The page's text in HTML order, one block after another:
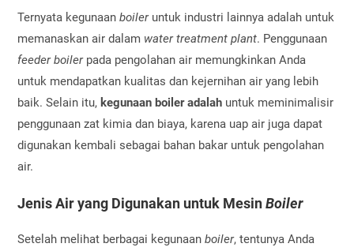
Ternyata kegunaanboiler untuk industri lainnya adalah untuk
memanaskan air dalam water treatment plant. Penggunaan
feeder boilerpada pengolahan air memungkinkan Anda
untuk mendapatkan kualitas dan kejernihan air yang lebih
baik. Selain itu, kegunaan boiler adalah untuk meminimalisir
penggunaan zat kimia dan biaya, karena uap air juga dapat
digunakan kembali sebagai bahan bakar untuk pengolahan
air.
Jenis Air yang Digunakan untuk MesinBoiler
Setelah melihat berbagai kegunaanboiler, tentunya Anda